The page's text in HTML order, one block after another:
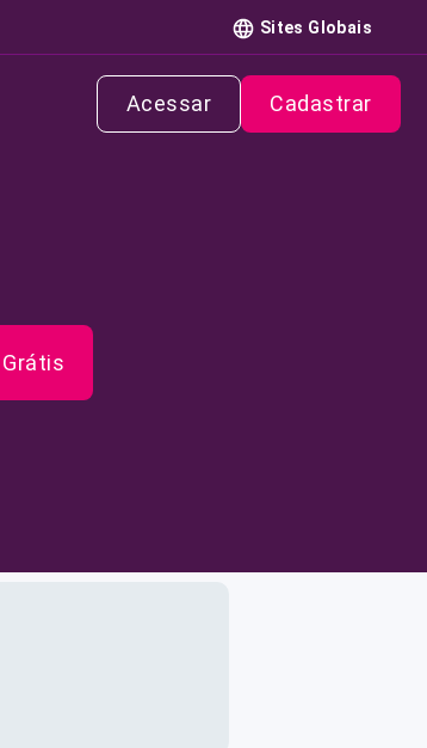
Sites Globais
Acessar Cadastrar